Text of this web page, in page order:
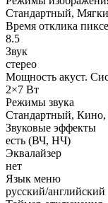
Стандартный,
Время отклика
8.5
Звук
стерео
Мощность акуст.
2×7 Вт
Режимы звука
Стандартный,
Звуковые эффекты
есть (ВЧ, НЧ)
Эквалайзер
нет
Язык меню
русский/английский